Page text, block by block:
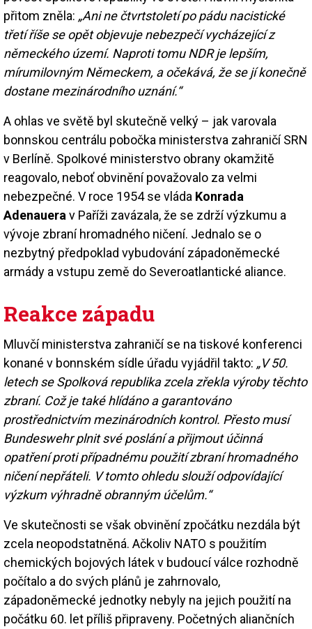
přitom zněla: „Ani ne čtvrtstoletí po pádu nacistické
třetí říše se opět objevuje nebezpečí vycházející z
německého území. Naproti tomu NDR je lepším,
mírumilovným Německem, a očekává, že se jí konečně
dostane mezinárodního uznání.“
A ohlas ve světě byl skutečně velký – jak varovala
bonnskou centrálu pobočka ministerstva zahraničí SRN
v Berlíně. Spolkové ministerstvo obrany okamžitě
reagovalo, neboť obvinění považovalo za velmi
nebezpečné. V roce 1954 se vláda Konrada
Adenauera v Paříži zavázala, že se zdrží výzkumu a
vývoje zbraní hromadného ničení. Jednalo se o
nezbytný předpoklad vybudování západoněmecké
armády a vstupu země do Severoatlantické aliance.
Reakce západu
Mluvčí ministerstva zahraničí se na tiskové konferenci
konané v bonnském sídle úřadu vyjádřil takto: „V 50.
letech se Spolková republika zcela zřekla výroby těchto
zbraní. Což je také hlídáno a garantováno
prostřednictvím mezinárodních kontrol. Přesto musí
Bundeswehr plnit své poslání a přijmout účinná
opatření proti případnému použití zbraní hromadného
ničení nepřáteli. V tomto ohledu slouží odpovídající
výzkum výhradně obranným účelům.“
Ve skutečnosti se však obvinění zpočátku nezdála být
zcela neopodstatněná. Ačkoliv NATO s použitím
chemických bojových látek v budoucí válce rozhodně
počítalo a do svých plánů je zahrnovalo,
západoněmecké jednotky nebyly na jejich použití na
počátku 60. let příliš připraveny. Početných aliančních